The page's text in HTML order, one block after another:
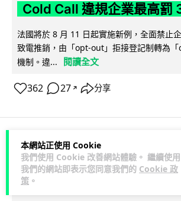
本網站正使用 Cookie
我們使用 Cookie 改善網站體驗。 繼續使用
我們的網站即表示您同意我們的 Cookie 政
策 。
Cold Call 違規企業最高罰
法國將於 8 月 11 日起實施新例，全面禁止
致電推銷，由「opt-out」拒接登記制轉為
機制。違...
閱讀全文
362 27 ↗ 分享
人工智能
Lawton